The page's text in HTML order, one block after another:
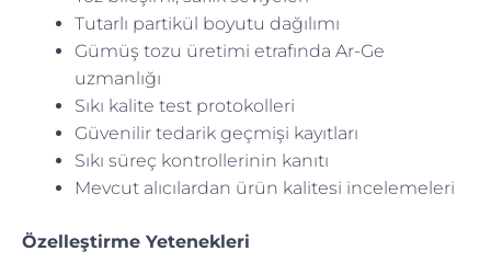
Tutarlı partikül boyutu dağılımı
Gümüş tozu üretimi etrafında Ar-Ge
uzmanlığı
Sıkı kalite test protokolleri
Güvenilir tedarik geçmişi kayıtları
Sıkı süreç kontrollerinin kanıtı
Mevcut alıcılardan ürün kalitesi incelemeleri
Özelleştirme Yetenekleri